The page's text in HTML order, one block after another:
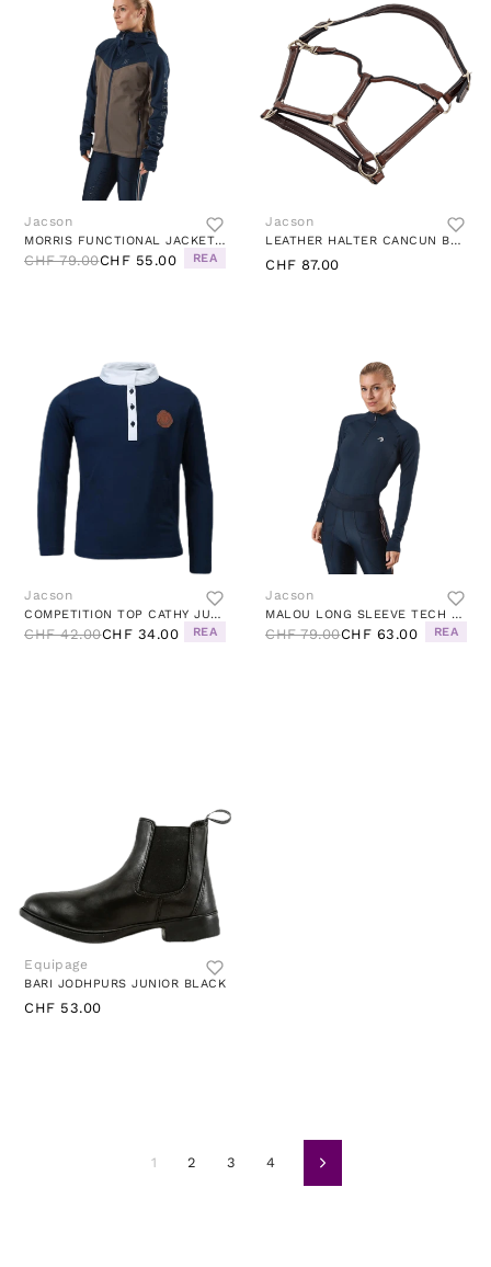
Jacson
MORRIS FUNCTIONAL JACKET JR BLUE/BEIGE
CHF 79.00CHF 55.00 REA
Jacson
LEATHER HALTER CANCUN BROWN
CHF 87.00
Jacson
COMPETITION TOP CATHY JUNIOR BLUE
CHF 42.00CHF 34.00 REA
Jacson
MALOU LONG SLEEVE TECH TOP BLUE
CHF 79.00CHF 63.00 REA
Equipage
BARI JODHPURS JUNIOR BLACK
CHF 53.00
1 2 3 4 Weiter